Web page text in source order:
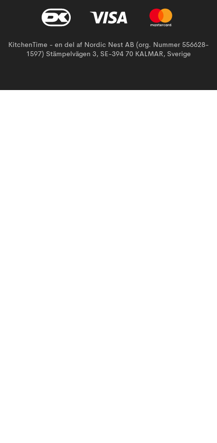
KitchenTime - en del af Nordic Nest AB (org. Nummer 556628-
1597) Stämpelvägen 3, SE-394 70 KALMAR, Sverige